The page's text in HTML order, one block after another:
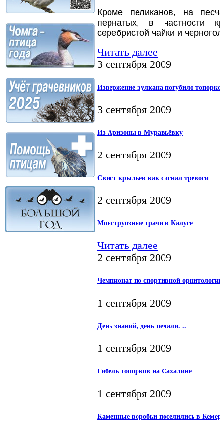
Кроме пеликанов, на
пернатых, в частности
серебристой чайки и
Читать далее
3 сентября 2009
Извержение вулкана погубило
3 сентября 2009
Из Аризоны в Муравьёвку
2 сентября 2009
Свист крыльев как сигнал тревоги
2 сентября 2009
Монструозные грачи в Калуге
Читать далее
2 сентября 2009
Чемпионат по спортивной
1 сентября 2009
День знаний, день печали. ..
1 сентября 2009
Гибель топорков на Сахалине
1 сентября 2009
Каменные воробьи поселились в